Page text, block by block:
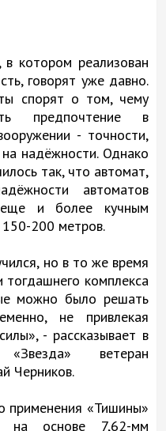
котором реализован
говорят уже давно.
спорят о том, чему
предпочтение в
- точности,
надёжности. Однако
так, что автомат,
автоматов
еще и более кучным
200 метров.
но в то же время
комплекса
можно было решать
не привлекая
- рассказывает в
ветеран
Черников.
применения «Тишины»
на основе 7,62-мм